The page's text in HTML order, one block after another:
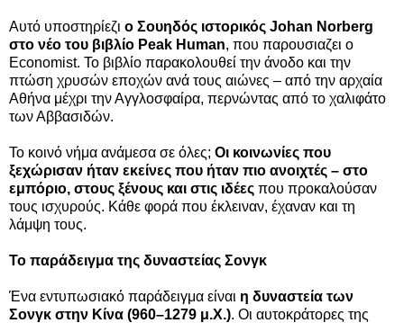
Αυτό υποστηρίεζι ο Σουηδός ιστορικός Johan Norberg
στο νέο του βιβλίο Peak Human, που παρουσιαζει ο
Economist. Το βιβλίο παρακολουθεί την άνοδο και την
πτώση χρυσών εποχών ανά τους αιώνες – από την αρχαία
Αθήνα μέχρι την Αγγλοσφαίρα, περνώντας από το χαλιφάτο
των Αββασιδών.
Το κοινό νήμα ανάμεσα σε όλες; Οι κοινωνίες που
ξεχώρισαν ήταν εκείνες που ήταν πιο ανοιχτές – στο
εμπόριο, στους ξένους και στις ιδέες που προκαλούσαν
τους ισχυρούς. Κάθε φορά που έκλειναν, έχαναν και τη
λάμψη τους.
Το παράδειγμα της δυναστείας Σονγκ
Ένα εντυπωσιακό παράδειγμα είναι η δυναστεία των
Σονγκ στην Κίνα (960–1279 μ.Χ.). Οι αυτοκράτορες της